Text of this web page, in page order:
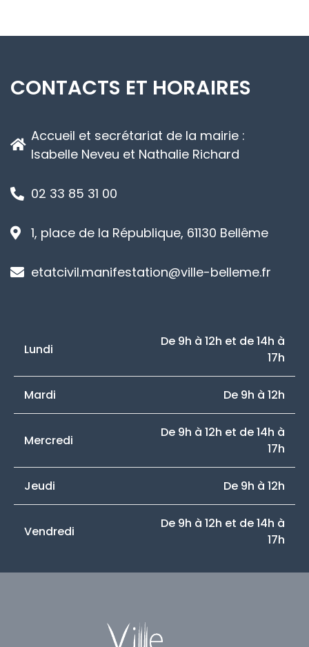
CONTACTS ET HORAIRES
Accueil et secrétariat de la mairie :
Isabelle Neveu et Nathalie Richard
02 33 85 31 00
1, place de la République, 61130 Bellême
etatcivil.manifestation@ville-belleme.fr
Lundi
De 9h à 12h et de 14h à
17h
Mardi De 9h à 12h
Mercredi
De 9h à 12h et de 14h à
17h
Jeudi De 9h à 12h
Vendredi
De 9h à 12h et de 14h à
17h